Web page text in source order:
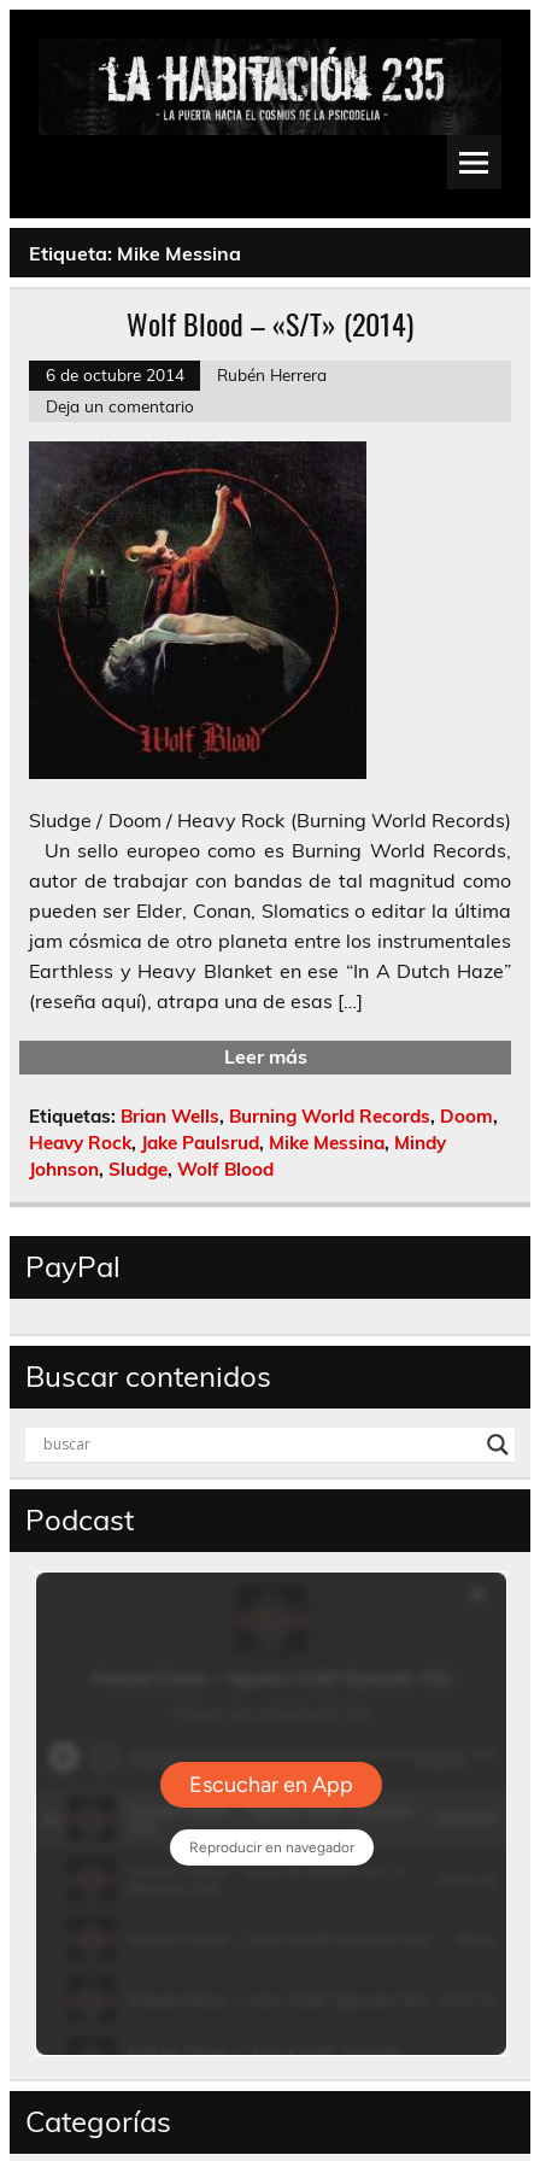
Saltar
Psychedelic, Stoner, Doom, Sludge, Fuzz, Space, Drone
Etiqueta: Mike Messina
Wolf Blood – «S/T» (2014)
6 de octubre 2014
Rubén Herrera
Deja un comentario
Sludge / Doom / Heavy Rock (Burning World Records)
Un sello europeo como es Burning World Records,
autor de trabajar con bandas de tal magnitud como
pueden ser Elder, Conan, Slomatics o editar la última
jam cósmica de otro planeta entre los instrumentales
Earthless y Heavy Blanket en ese “In A Dutch Haze”
(reseña aquí), atrapa una de esas […]
Leer más
Etiquetas: Brian Wells, Burning World Records, Doom,
Heavy Rock, Jake Paulsrud, Mike Messina, Mindy
Johnson, Sludge, Wolf Blood
PayPal
Buscar contenidos
Podcast
Categorías